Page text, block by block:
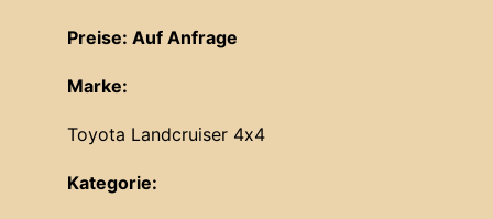
Preise: Auf Anfrage
Marke:
Toyota Landcruiser 4x4
Kategorie: